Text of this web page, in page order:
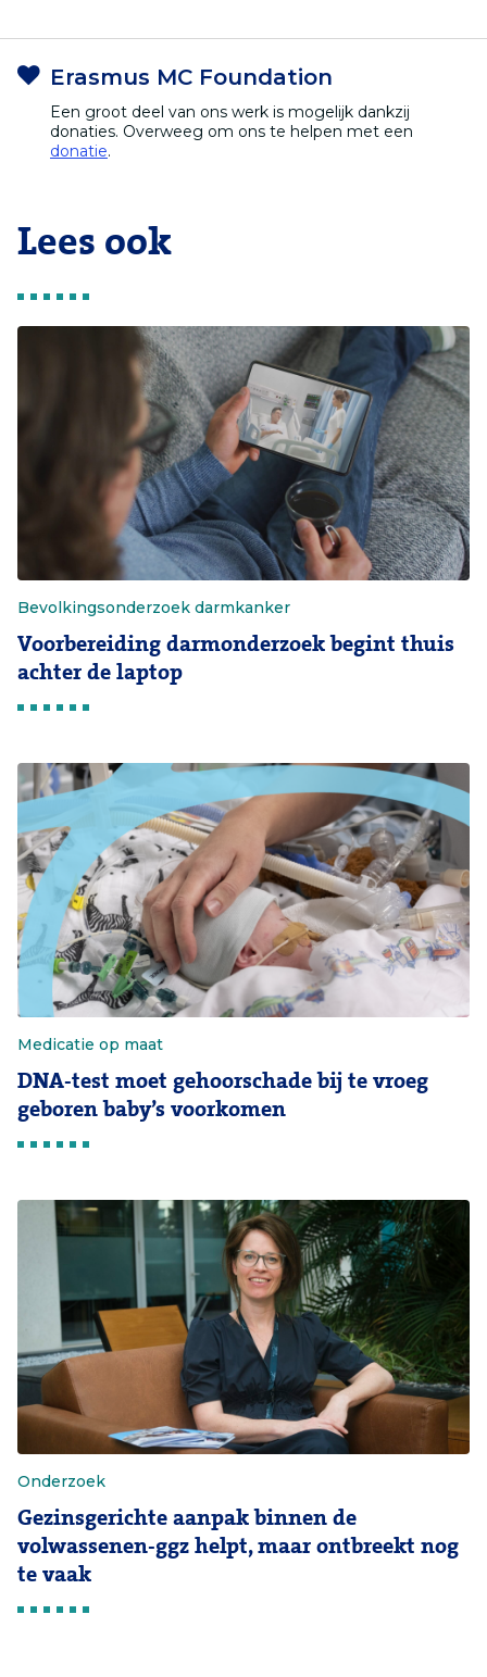
Erasmus MC Foundation
Een groot deel van ons werk is mogelijk dankzij
donaties. Overweeg om ons te helpen met een
donatie.
Lees ook
Bevolkingsonderzoek darmkanker
Voorbereiding darmonderzoek begint thuis
achter de laptop
Medicatie op maat
DNA-test moet gehoorschade bij te vroeg
geboren baby’s voorkomen
Onderzoek
Gezinsgerichte aanpak binnen de
volwassenen-ggz helpt, maar ontbreekt nog
te vaak